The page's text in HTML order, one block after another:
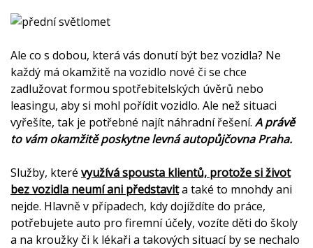
Ale co s dobou, která vás donutí být bez vozidla? Ne
každý má okamžitě na vozidlo nové či se chce
zadlužovat formou spotřebitelských úvěrů nebo
leasingu, aby si mohl pořídit vozidlo. Ale než situaci
vyřešíte, tak je potřebné najít náhradní řešení. A právě
to vám okamžitě poskytnelevná autopůjčovna Praha.
Služby, které využívá spousta klientů, protože si život
bez vozidla neumí ani představita také to mnohdy ani
nejde. Hlavně v případech, kdy dojíždíte do práce,
potřebujete auto pro firemní účely, vozíte děti do školy
a na kroužky či k lékaři a takových situací by se nechalo